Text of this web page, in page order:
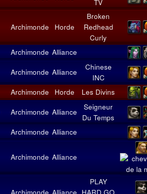
TV
Archimonde Horde
Broken
Redhead
Curly
Archimonde Alliance
Archimonde Alliance
Chinese
INC
Archimonde Horde Les Divins
Archimonde Alliance
Seigneur
Du Temps
Archimonde Alliance
Archimonde Alliance
PLAY